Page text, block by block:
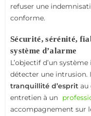
refuser une
conforme.
Sécurité, sérénité,
système d’alarme
L’objectif d’un
détecter une intrusion.
tranquillité d’esprit au
entretien à un
accompagnement sur